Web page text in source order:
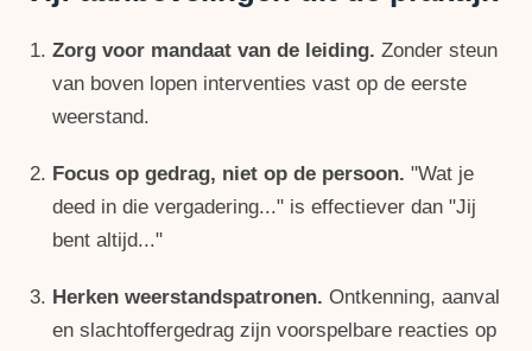
Zorg voor mandaat van de leiding. Zonder steun
van boven lopen interventies vast op de eerste
weerstand.
Focus op gedrag, niet op de persoon. "Wat je
deed in die vergadering..." is effectiever dan "Jij
bent altijd..."
Herken weerstandspatronen. Ontkenning, aanval
en slachtoffergedrag zijn voorspelbare reacties op